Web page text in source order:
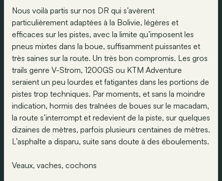
Nous voilà partis sur nos DR qui s’avèrent
particulièrement adaptées à la Bolivie, légères et
efficaces sur les pistes, avec la limite qu’imposent les
pneus mixtes dans la boue, suffisamment puissantes et
très saines sur la route. Un très bon compromis. Les gros
trails genre V-Strom, 1200GS ou KTM Adventure
seraient un peu lourdes et fatigantes dans les portions de
pistes trop techniques. Par moments, et sans la moindre
indication, hormis des traînées de boues sur le macadam,
la route s’interrompt et redevient de la piste, sur quelques
dizaines de mètres, parfois plusieurs centaines de mètres.
L’asphalte a disparu, suite sans doute à des éboulements.
Veaux, vaches, cochons